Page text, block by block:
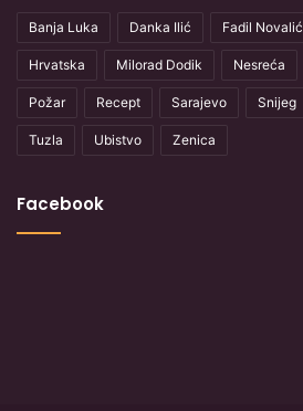
Banja Luka Danka Ilić Fadil Novalić
Hrvatska Milorad Dodik Nesreća
Požar Recept Sarajevo Snijeg
Tuzla Ubistvo Zenica
Facebook